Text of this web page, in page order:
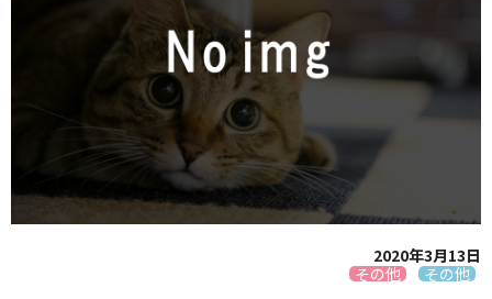
2020年3月13日
その他
その他